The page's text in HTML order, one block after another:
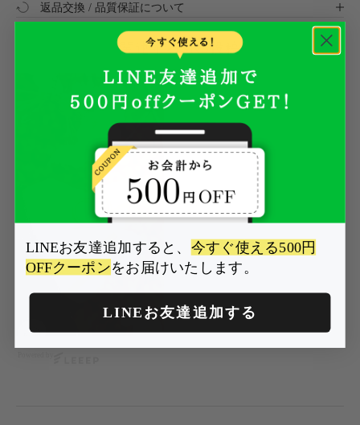
返品交換 / 品質保証について
関連するSNS投稿
LINEお友達追加すると、 今すぐ使える500円
OFFクーポンをお届けいたします。
LINEお友達追加する